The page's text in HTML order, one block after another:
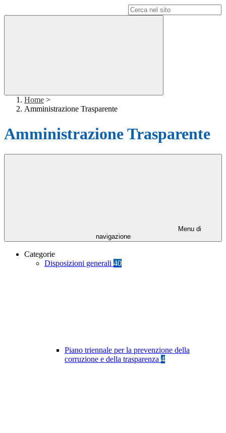
Home >
Amministrazione Trasparente
Amministrazione Trasparente
Menu di
navigazione
Categorie
Disposizioni generali 40
Piano triennale per la prevenzione della
corruzione e della trasparenza 4